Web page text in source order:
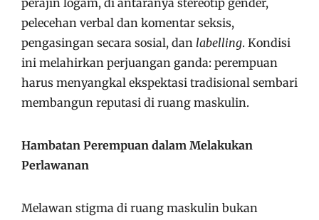
perajin logam, di antaranya stereotip gender,
pelecehan verbal dan komentar seksis,
pengasingan secara sosial, dan labelling. Kondisi
ini melahirkan perjuangan ganda: perempuan
harus menyangkal ekspektasi tradisional sembari
membangun reputasi di ruang maskulin.
Hambatan Perempuan dalam Melakukan
Perlawanan
Melawan stigma di ruang maskulin bukan